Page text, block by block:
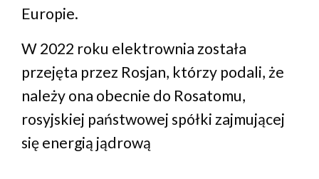
Europie.
W 2022 roku elektrownia została
przejęta przez Rosjan, którzy podali, że
należy ona obecnie do Rosatomu,
rosyjskiej państwowej spółki zajmującej
się energią jądrową